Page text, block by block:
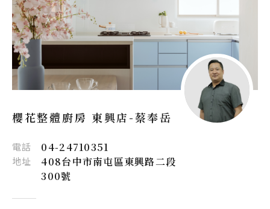
櫻花整體廚房 東興店-蔡奉岳
電話 04-24710351
地址
408台中市南屯區東興路二段
300號